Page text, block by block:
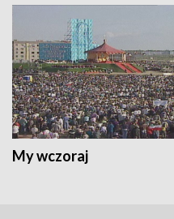
My wczoraj